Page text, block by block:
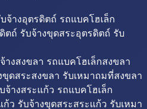
จ้างอุตรดิตถ์ รถแบคโฮเล็ก
ตถ์ รับจ้างขุดสระอุตรดิตถ์ รับ
างสงขลา รถแบคโฮเล็กสงขลา
ขุดสระสงขลา รับเหมาถมที่สงขลา
างสระแก้ว รถแบคโฮเล็ก
ว รับจ้างขุดสระสระแก้ว รับเหมา